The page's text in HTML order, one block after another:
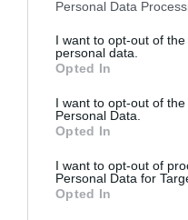
not limited to your visit or
grant or deny consent to
use your data for below
consent section.
Personal Data
I want to opt-out of
personal data.
Opted In
I want to opt-out of
Personal Data.
Opted In
I want to opt-out of
Personal Data for
Opted In
egyrészt az épület
hatóság arra a
Vármúzeum nem
ezért 5 millió
vármúzeum
kezdeményezett.